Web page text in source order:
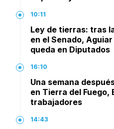
10:11
Ley de tierras: tras
en el Senado,
queda en Diputados
16:10
Una semana
en Tierra del Fuego,
trabajadores
14:43